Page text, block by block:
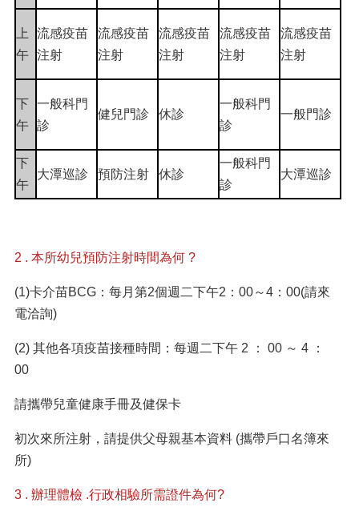
上
午
流感疫苗
注射
流感疫苗
注射
流感疫苗
注射
流感疫苗
注射
流感疫苗
注射
下
午
一般科門
診
健兒門診 休診
一般科門
診
一般門診
下
午
大潭巡診 預防注射 休診
一般科門
診
大潭巡診
2 . 本所幼兒預防注射時間為何 ?
(1)卡介苗BCG：每月第2個週二下午2：00～4：00(請來
電洽詢)
(2) 其他各項疫苗接種時間：每週二下午 2 ： 00 ～ 4 ：
00
請攜帶兒童健康手冊及健保卡
初次來所注射，請提供父母親基本資料 (攜帶戶口名簿來
所)
3 . 辦理體檢 .行政相驗所需證件為何?